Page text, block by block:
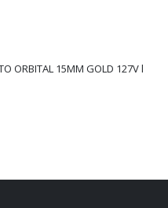
ORBITAL 15MM GOLD 127V l